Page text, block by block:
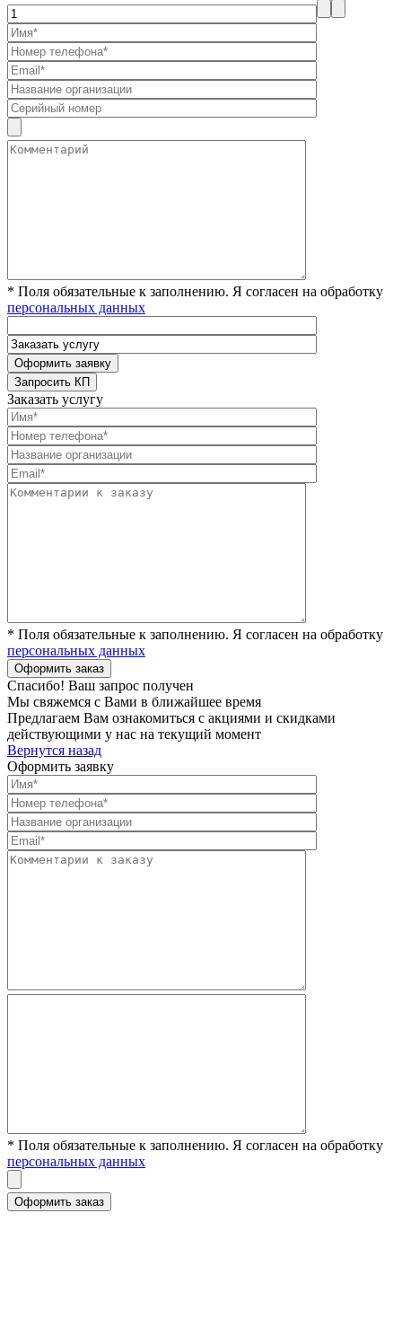
* Поля обязательные к заполнению. Я согласен на обработку
персональных данных
Заказать услугу
* Поля обязательные к заполнению. Я согласен на обработку
персональных данных
Спасибо! Ваш запрос получен
Мы свяжемся с Вами в ближайшее время
Предлагаем Вам ознакомиться с акциями и скидками
действующими у нас на текущий момент
Вернутся назад
Оформить заявку
* Поля обязательные к заполнению. Я согласен на обработку
персональных данных